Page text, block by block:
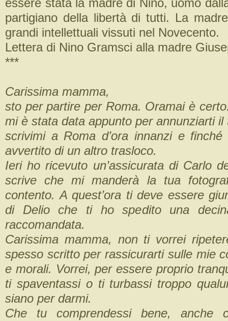
essere stata la madre di Nino, uomo
partigiano della libertà di tutti. La
grandi intellettuali vissuti nel Novecento.
Lettera di Nino Gramsci alla madre
***
Carissima mamma,
sto per partire per Roma. Oramai è
mi è stata data appunto per annunziarti
scrivimi a Roma d’ora innanzi e
avvertito di un altro trasloco.
Ieri ho ricevuto un’assicurata di Carlo
scrive che mi manderà la tua
contento. A quest’ora ti deve essere
di Delio che ti ho spedito una
raccomandata.
Carissima mamma, non ti vorrei
spesso scritto per rassicurarti sulle mie
e morali. Vorrei, per essere proprio
ti spaventassi o ti turbassi troppo
siano per darmi.
Che tu comprendessi bene, anche